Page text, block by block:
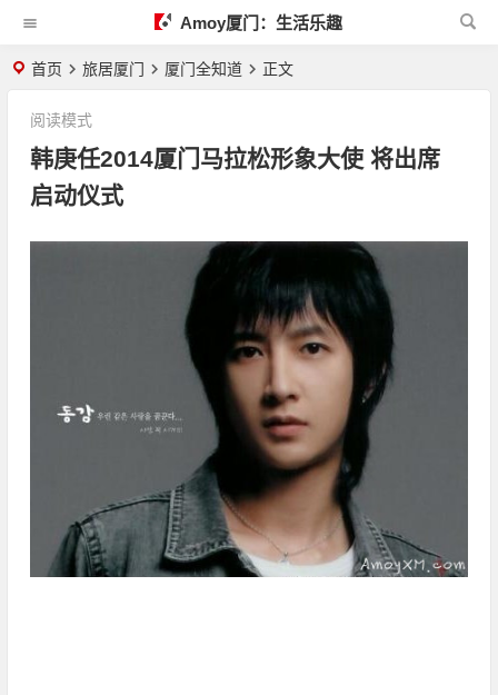
Amoy厦门：生活乐趣
首页 旅居厦门 厦门全知道 正文
韩庚任2014厦门马拉松形象大使 将出席
启动仪式
阅读模式